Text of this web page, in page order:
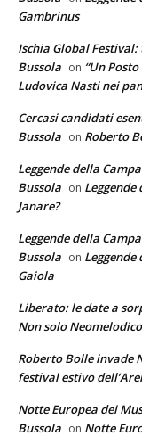
Gambrinus
Ischia Global
Bussola on “Un
Ludovica Nasti nei
Cercasi candidati
Bussola on Roberto
Leggende della
Bussola on
Janare?
Leggende della
Bussola on
Gaiola
Liberato: le date a
Non solo
Roberto Bolle invade
festival estivo
Notte Europea dei
Bussola on Notte